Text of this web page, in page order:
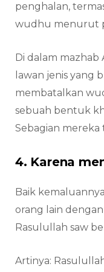
penghalan,
wudhu menurut
Di dalam mazhab
lawan jenis yang
membatalkan
sebuah bentuk
Sebagian
4. Karena
Baik
orang lain
Rasulullah saw
Artinya: